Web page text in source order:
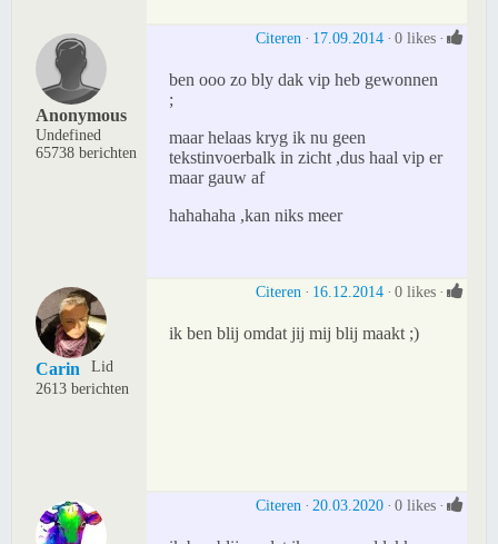
Anonymous
Undefined
65738 berichten
Citeren 17.09.2014 0 likes
ben ooo zo bly dak vip heb gewonnen
;
maar helaas kryg ik nu geen
tekstinvoerbalk in zicht ,dus haal vip er
maar gauw af
hahahaha ,kan niks meer
Carin
Lid
2613 berichten
Citeren 16.12.2014 0 likes
ik ben blij omdat jij mij blij maakt ;)
Citeren 20.03.2020 0 likes